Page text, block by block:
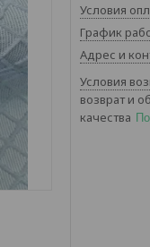
Условия
График
Адрес и
возврат и
качества